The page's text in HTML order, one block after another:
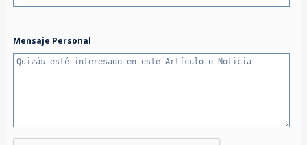
Mensaje Personal